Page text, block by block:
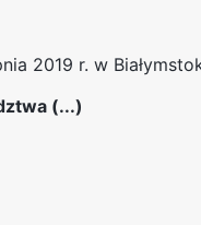
2019 r. w
(...)